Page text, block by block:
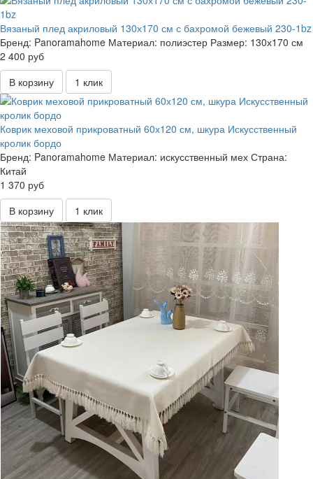
Вязаный плед акриловый 130х170 см с бахромой бежевый 230-1bz
Бренд: Panoramahome Материал: полиэстер Размер: 130х170 см
2 400 руб
В корзину
1 клик
Коврик меховой прикроватный 60х120 см, шкура Искусственный
кролик бордо
Бренд: Panoramahome Материал: искусственный мех Страна:
Китай
1 370 руб
В корзину
1 клик